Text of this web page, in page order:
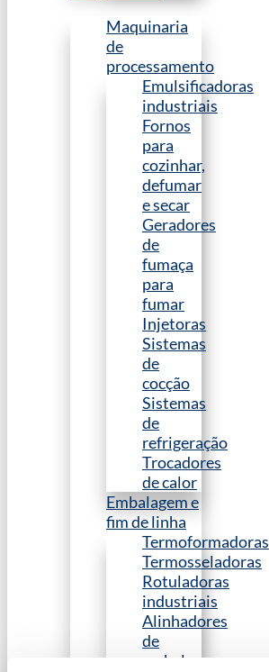
Maquinaria
de
processamento
Emulsificadoras
industriais
Fornos
para
cozinhar,
defumar
e secar
Geradores
de
fumaça
para
fumar
Injetoras
Sistemas
de
cocção
Sistemas
de
refrigeração
Trocadores
de calor
Embalagem e
fim de linha
Termoformadoras
Termosseladoras
Rotuladoras
industriais
Alinhadores
de
embalagens